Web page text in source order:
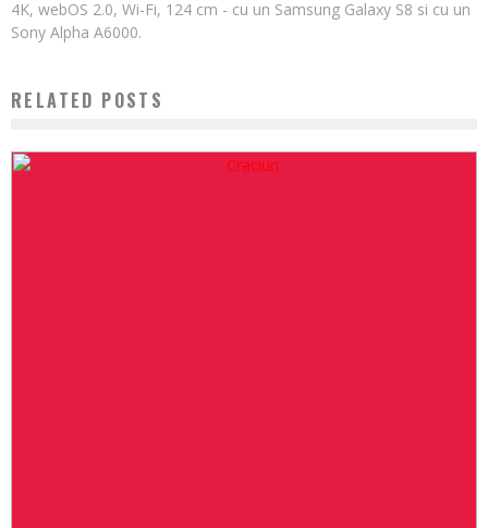
4K, webOS 2.0, Wi-Fi, 124 cm - cu un Samsung Galaxy S8 si cu un
Sony Alpha A6000.
RELATED POSTS